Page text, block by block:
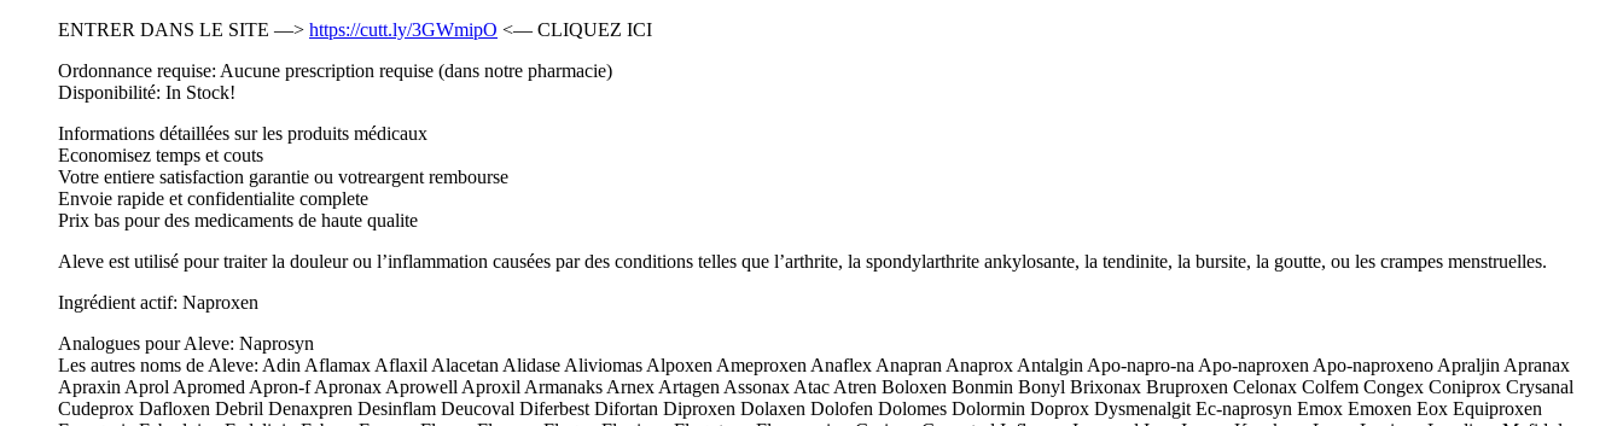
ENTRER DANS LE SITE —> https://cutt.ly/3GWmipO <— CLIQUEZ ICI
Ordonnance requise: Aucune prescription requise (dans notre pharmacie)
Disponibilité: In Stock!
Informations détaillées sur les produits médicaux
Economisez temps et couts
Votre entiere satisfaction garantie ou votreargent rembourse
Envoie rapide et confidentialite complete
Prix bas pour des medicaments de haute qualite
Aleve est utilisé pour traiter la douleur ou l’inflammation causées par des conditions telles que l’arthrite, la spondylarthrite ankylosante, la tendinite, la bursite, la goutte, ou les crampes menstruelles.
Ingrédient actif: Naproxen
Analogues pour Aleve: Naprosyn
Les autres noms de Aleve: Adin Aflamax Aflaxil Alacetan Alidase Aliviomas Alpoxen Ameproxen Anaflex Anapran Anaprox Antalgin Apo-napro-na Apo-naproxen Apo-naproxeno Apraljin Apranax
Apraxin Aprol Apromed Apron-f Apronax Aprowell Aproxil Armanaks Arnex Artagen Assonax Atac Atren Boloxen Bonmin Bonyl Brixonax Bruproxen Celonax Colfem Congex Coniprox Crysanal
Cudeprox Dafloxen Debril Denaxpren Desinflam Deucoval Diferbest Difortan Diproxen Dolaxen Dolofen Dolomes Dolormin Doprox Dysmenalgit Ec-naprosyn Emox Emoxen Eox Equiproxen